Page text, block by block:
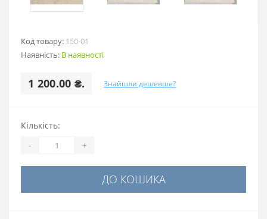
Код товару: 150-01
Наявність: В наявності
1 200.00 ₴. Знайшли дешевше?
Кількість:
- +
ДО КОШИКА